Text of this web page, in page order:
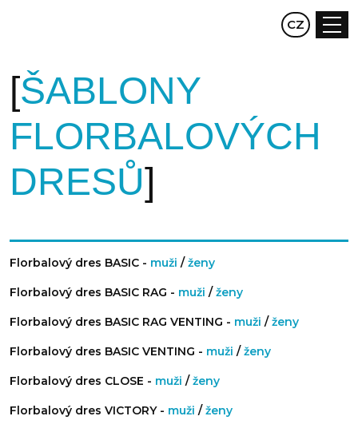
EN DE
CZ
ŠABLONY
FLORBALOVÝCH
DRESŮ
Florbalový dres BASIC - muži /ženy
Florbalový dres BASIC RAG - muži /ženy
Florbalový dres BASIC RAG VENTING - muži /ženy
Florbalový dres BASIC VENTING - muži /ženy
Florbalový dres CLOSE - muži /ženy
Florbalový dres VICTORY - muži /ženy